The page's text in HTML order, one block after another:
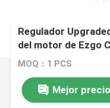
Regulador
del motor de Ezgo
garantía de 1 año
MOQ：1 PCS
Mejor precio